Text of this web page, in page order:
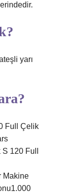
yarı
Full Çelik
120 Full
Makine